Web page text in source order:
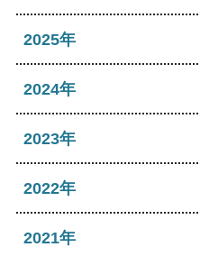
2026年08月
2026年06月
2026年04月
2026年03月
2025年
2025年12月
2025年10月
2025年08月
2024年
2024年12月
2024年10月
2023年
2023年12月
2022年
2022年12月
2021年